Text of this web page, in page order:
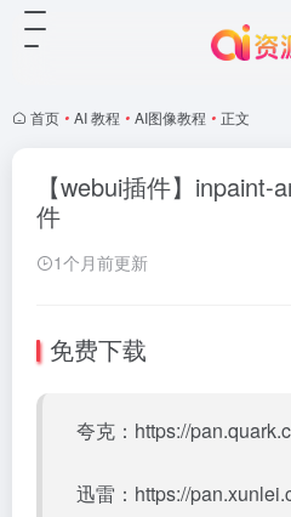
首页 • AI 教程 • AI图像教程 • 正文
【webui插件】
件
1个月前更新
免费下载
夸克： https://
迅雷： https://